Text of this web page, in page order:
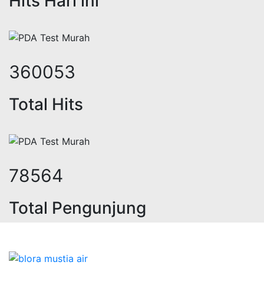
441171
Total Hits
96265
Total Pengunjung